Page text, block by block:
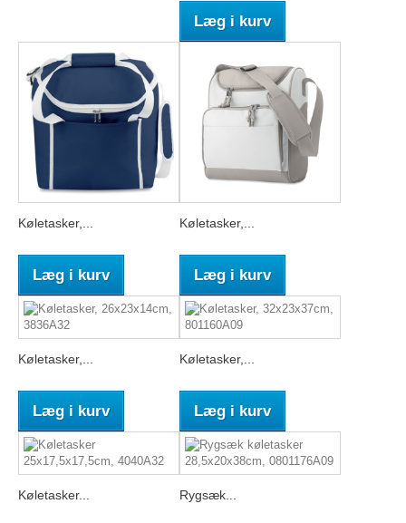
Læg i kurv
Køletasker,...
Læg i kurv
Køletasker,...
Læg i kurv
Køletasker,...
Læg i kurv
Køletasker,...
Læg i kurv
Køletasker... Rygsæk...